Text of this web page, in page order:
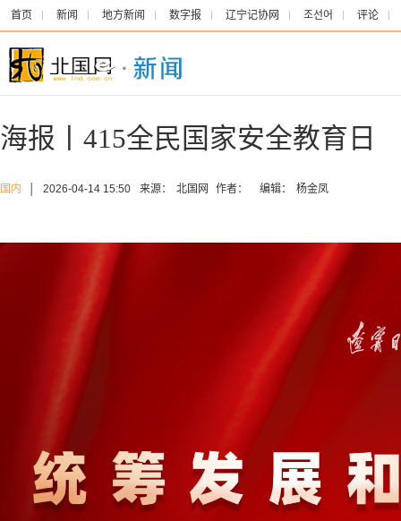
首页 新闻 地方新闻 数字报 辽宁记协网 조선어 评论
海报丨415全民国家安全教育日
国内 2026-04-14 15:50 来源： 北国网 作者： 编辑： 杨金凤